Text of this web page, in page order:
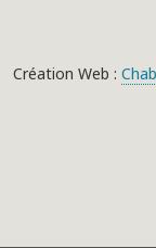
Création Web :